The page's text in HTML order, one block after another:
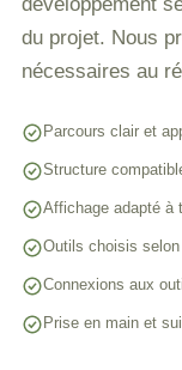
du projet. Nous
nécessaires au
Parcours clair et
Structure
Affichage adapté à
Outils choisis
Connexions aux
Prise en main et